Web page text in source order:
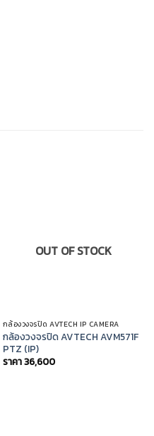
OUT OF STOCK
กล้องวงจรปิด AVTECH IP CAMERA
กล้องวงจรปิด AVTECH AVM571F
PTZ (IP)
ราคา36,600